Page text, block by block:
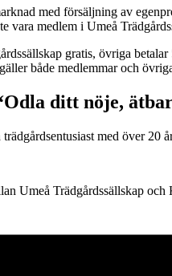
med försäljning av
vara medlem i Umeå
gratis, övriga
både medlemmar och
ditt nöje,
med över 20
Umeå Trädgårdssällskap